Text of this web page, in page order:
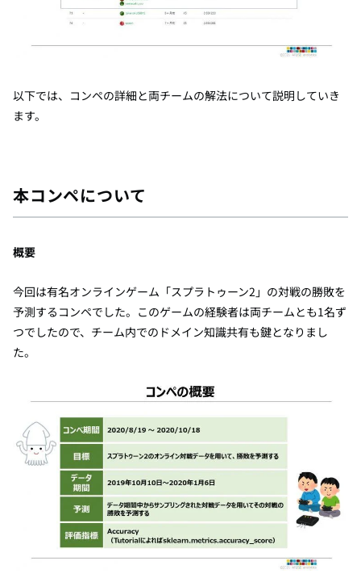
以下では、コンペの詳細と両チームの解法について説明していき
ます。
本コンペについて
概要
今回は有名オンラインゲーム「スプラトゥーン2 」の対戦の勝敗を
予測するコンペでした。このゲームの経験者は両チームとも1名ず
つでしたので、チーム内でのドメイン知識共有も鍵となりまし
た。